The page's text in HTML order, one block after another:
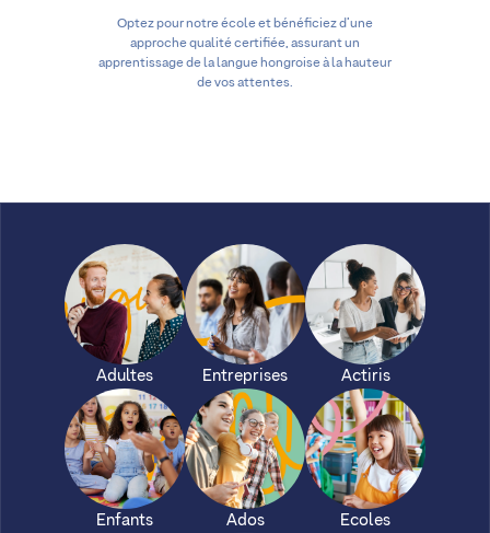
Optez pour notre école et bénéficiez d’une
approche qualité certifiée, assurant un
apprentissage de la langue hongroise à la hauteur
de vos attentes.
Adultes Entreprises Actiris
Enfants Ados Ecoles